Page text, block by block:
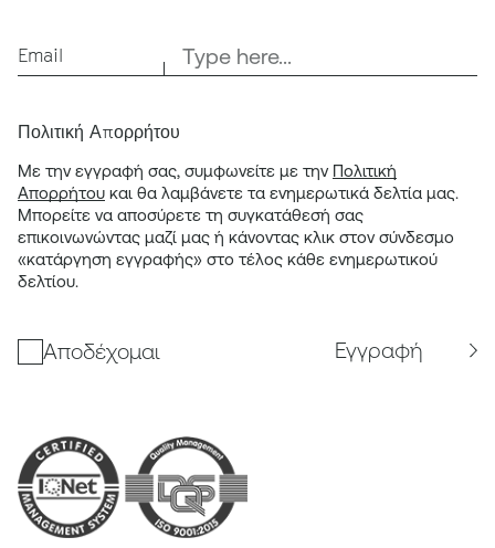
Email
Πολιτική Απορρήτου
Με την εγγραφή σας, συμφωνείτε με την Πολιτική
Απορρήτου και θα λαμβάνετε τα ενημερωτικά δελτία μας.
Μπορείτε να αποσύρετε τη συγκατάθεσή σας
επικοινωνώντας μαζί μας ή κάνοντας κλικ στον σύνδεσμο
«κατάργηση εγγραφής» στο τέλος κάθε ενημερωτικού
δελτίου.
Αποδέχομαι Εγγραφή